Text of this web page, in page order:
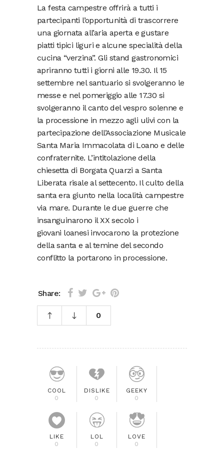
La festa campestre offrirà a tutti i
partecipanti l’opportunità di trascorrere
una giornata all’aria aperta e gustare
piatti tipici liguri e alcune specialità della
cucina “verzina”. Gli stand gastronomici
apriranno tutti i giorni alle 19.30. Il 15
settembre nel santuario si svolgeranno le
messe e nel pomeriggio alle 17.30 si
svolgeranno il canto del vespro solenne e
la processione in mezzo agli ulivi con la
partecipazione dell’Associazione Musicale
Santa Maria Immacolata di Loano e delle
confraternite. L’intitolazione della
chiesetta di Borgata Quarzi a Santa
Liberata risale al settecento. Il culto della
santa era giunto nella località campestre
via mare. Durante le due guerre che
insanguinarono il XX secolo i
giovani loanesi invocarono la protezione
della santa e al temine del secondo
conflitto la portarono in processione.
Share:
0
COOL
0
DISLIKE
0
GEEKY
0
LIKE
0
LOL
0
LOVE
0